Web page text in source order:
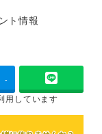
ト情報
-
用しています